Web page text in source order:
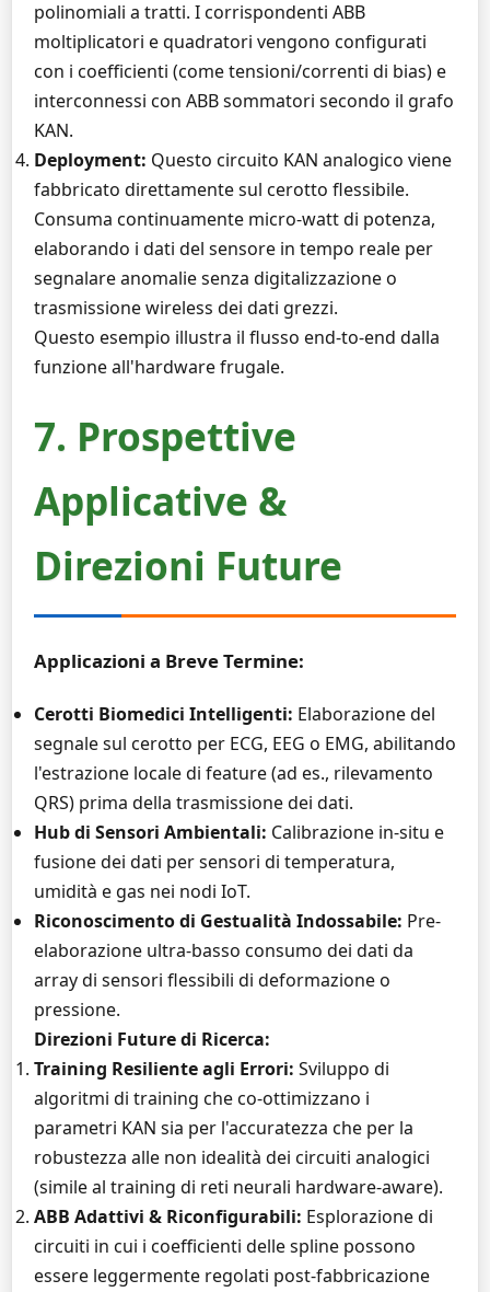
polinomiali a tratti. I corrispondenti ABB
moltiplicatori e quadratori vengono configurati
con i coefficienti (come tensioni/correnti di bias) e
interconnessi con ABB sommatori secondo il grafo
KAN.
Deployment: Questo circuito KAN analogico viene
fabbricato direttamente sul cerotto flessibile.
Consuma continuamente micro-watt di potenza,
elaborando i dati del sensore in tempo reale per
segnalare anomalie senza digitalizzazione o
trasmissione wireless dei dati grezzi.
Questo esempio illustra il flusso end-to-end dalla
funzione all'hardware frugale.
7. Prospettive
Applicative &
Direzioni Future
Applicazioni a Breve Termine:
Cerotti Biomedici Intelligenti: Elaborazione del
segnale sul cerotto per ECG, EEG o EMG, abilitando
l'estrazione locale di feature (ad es., rilevamento
QRS) prima della trasmissione dei dati.
Hub di Sensori Ambientali: Calibrazione in-situ e
fusione dei dati per sensori di temperatura,
umidità e gas nei nodi IoT.
Riconoscimento di Gestualità Indossabile: Pre-
elaborazione ultra-basso consumo dei dati da
array di sensori flessibili di deformazione o
pressione.
Direzioni Future di Ricerca:
Training Resiliente agli Errori: Sviluppo di
algoritmi di training che co-ottimizzano i
parametri KAN sia per l'accuratezza che per la
robustezza alle non idealità dei circuiti analogici
(simile al training di reti neurali hardware-aware).
ABB Adattivi & Riconfigurabili: Esplorazione di
circuiti in cui i coefficienti delle spline possono
essere leggermente regolati post-fabbricazione